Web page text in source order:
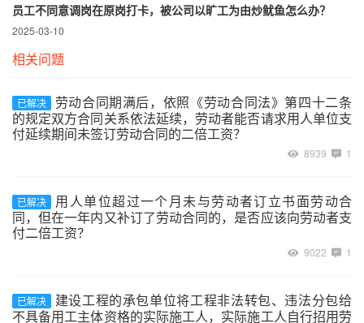
员工不同意调岗在原岗打卡，被公司以旷工为由炒鱿鱼怎么办？
2025-03-10
相关问题
已解决
劳动合同期满后，依照《劳动合同法》第四十二条
的规定双方合同关系依法延续，劳动者能否请求用人单位支
付延续期间未签订劳动合同的二倍工资？
8939 1
已解决
用人单位超过一个月未与劳动者订立书面劳动合
同，但在一年内又补订了劳动合同的，是否应该向劳动者支
付二倍工资？
9022 1
已解决
建设工程的承包单位将工程非法转包、违法分包给
不具备用工主体资格的实际施工人，实际施工人自行招用劳